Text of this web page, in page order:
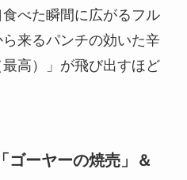
べた瞬間に広がるフル
来るパンチの効いた辛
高）」が飛び出すほど
ゴーヤーの焼売」＆